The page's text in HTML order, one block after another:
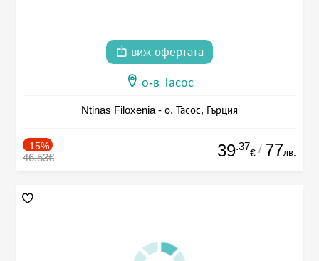
виж офертата
о-в Тасос
Ntinas Filoxenia - о. Тасос, Гърция
-15%
46.53€ 39.37
€ / 77лв.